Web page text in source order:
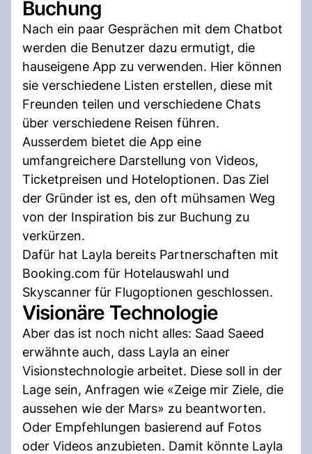
Buchung
Nach ein paar Gesprächen mit dem Chatbot
werden die Benutzer dazu ermutigt, die
hauseigene App zu verwenden. Hier können
sie verschiedene Listen erstellen, diese mit
Freunden teilen und verschiedene Chats
über verschiedene Reisen führen.
Ausserdem bietet die App eine
umfangreichere Darstellung von Videos,
Ticketpreisen und Hoteloptionen. Das Ziel
der Gründer ist es, den oft mühsamen Weg
von der Inspiration bis zur Buchung zu
verkürzen.
Dafür hat Layla bereits Partnerschaften mit
Booking.com für Hotelauswahl und
Skyscanner für Flugoptionen geschlossen.
Visionäre Technologie
Aber das ist noch nicht alles: Saad Saeed
erwähnte auch, dass Layla an einer
Visionstechnologie arbeitet. Diese soll in der
Lage sein, Anfragen wie «Zeige mir Ziele, die
aussehen wie der Mars» zu beantworten.
Oder Empfehlungen basierend auf Fotos
oder Videos anzubieten. Damit könnte Layla